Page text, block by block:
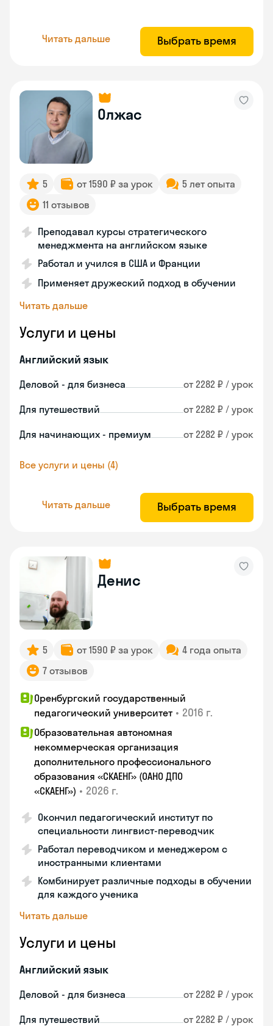
Читать дальше Выбрать время
Олжас
5 от 1590 ₽ за урок
5 лет опыта
11 отзывов
Преподавал курсы стратегического
менеджмента на английском языке
Работал и учился в США и Франции
Применяет дружеский подход в обучении
Читать дальше
Услуги и цены
Английский язык
Деловой - для бизнеса от 2282 ₽ / урок
Для путешествий от 2282 ₽ / урок
Для начинающих - премиум от 2282 ₽ / урок
Все услуги и цены (4)
Читать дальше Выбрать время
Денис
5 от 1590 ₽ за урок
4 года опыта
7 отзывов
Оренбургский государственный
педагогический университет • 2016 г.
Образовательная автономная
некоммерческая организация
дополнительного профессионального
образования «СКАЕНГ» (ОАНО ДПО
«СКАЕНГ») • 2026 г.
Окончил педагогический институт по
специальности лингвист-переводчик
Работал переводчиком и менеджером с
иностранными клиентами
Комбинирует различные подходы в обучении
для каждого ученика
Читать дальше
Услуги и цены
Английский язык
Деловой - для бизнеса от 2282 ₽ / урок
Для путешествий от 2282 ₽ / урок